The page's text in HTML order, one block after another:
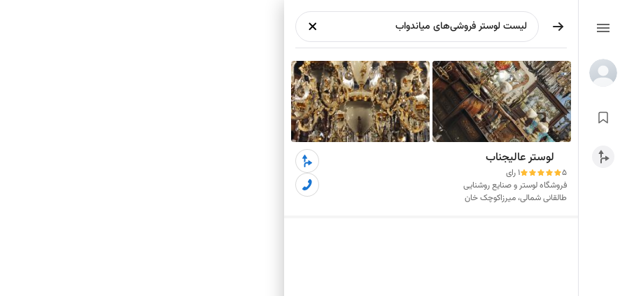
لوستر عالیجناب
5
1 رای
فروشگاه لوستر و صنایع روشنایی
طالقانی شمالی، میرزاکوچک خان